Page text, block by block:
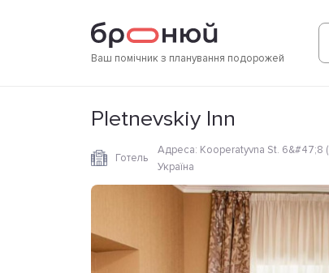
Ваш помічник з планування подорожей
Фотографії Зручності
Pletnevskiy Inn
Готель
Адреса: Kooperatyvna St. 6&#47;8
Україна